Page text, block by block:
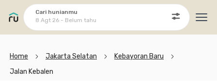
Cari hunianmu
8 Agt 26 - Belum tahu
Home Jakarta Selatan
Kebayoran Baru
Jalan Kebalen